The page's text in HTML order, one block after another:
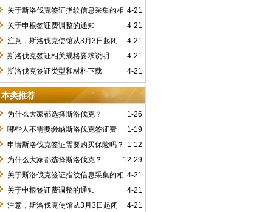
4-21
关于斯洛伐克签证指纹信息采集的相
关规定
4-21
关于申根签证费调整的通知
4-21
注意，斯洛伐克使馆从3月3日起闭
馆，恢复请关注相关通知
4-21
斯洛伐克签证相关规格要求说明
4-21
斯洛伐克签证类型和材料下载
本类推荐
1-26
为什么大家都选择斯洛伐克？
1-19
哪些人不需要缴纳斯洛伐克签证费
用？
1-12
申请斯洛伐克签证需要购买保险吗？
12-29
为什么大家都选择斯洛伐克？
4-21
关于斯洛伐克签证指纹信息采集的相
关规定
4-21
关于申根签证费调整的通知
4-21
注意，斯洛伐克使馆从3月3日起闭